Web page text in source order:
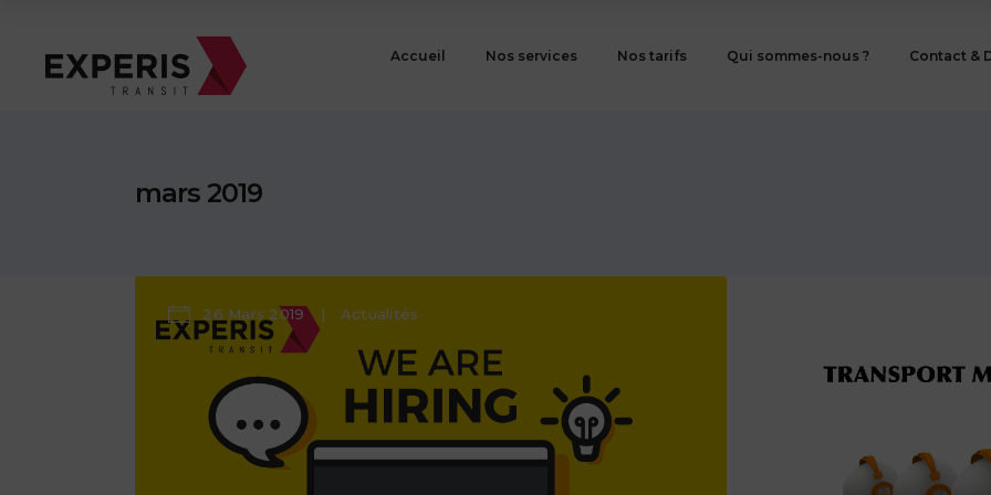
Accueil Nos services Nos tarifs Qui sommes-nous ? Contact &
mars 2019
26 Mars 2019 Actualités